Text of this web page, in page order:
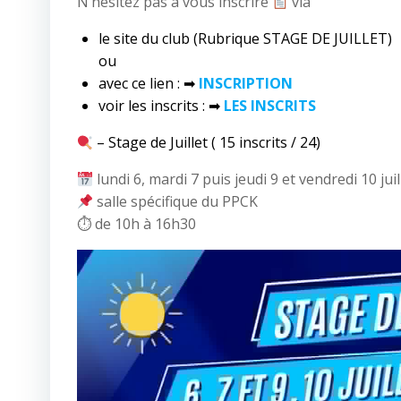
le site du club (Rubrique STAGE DE JUILLET)
ou
avec ce lien : ➡ INSCRIPTION
voir les inscrits : ➡ LES INSCRITS
– Stage de Juillet ( 15 inscrits / 24)
lundi 6, mardi 7 puis jeudi 9 et vendredi 10
salle spécifique du PPCK
⏱ de 10h à 16h30